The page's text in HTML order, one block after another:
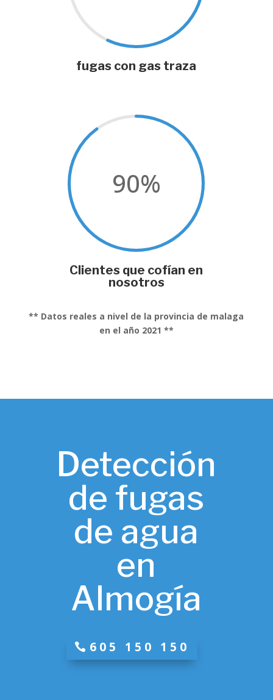
fugas con gas traza
90%
Clientes que cofían en
nosotros
** Datos reales a nivel de la provincia de malaga
en el año 2021 **
Detección
de fugas
de agua
en
Almogía
605 150 150